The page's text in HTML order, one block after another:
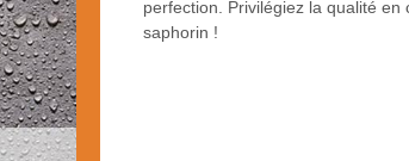
perfection. Privilégiez la qualité
saphorin !